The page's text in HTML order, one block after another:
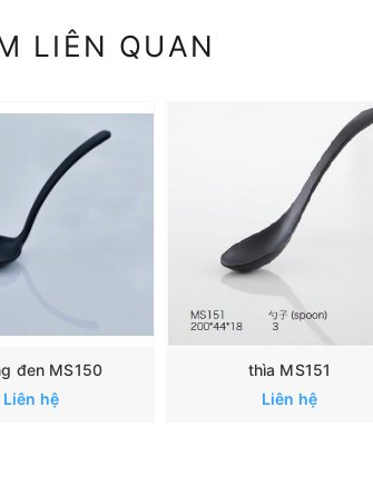
LIÊN QUAN
đen MS150
Liên hệ
thìa MS151
Liên hệ